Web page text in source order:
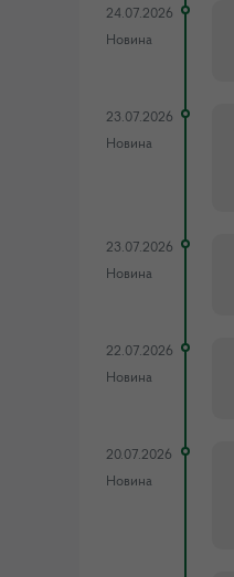
24.07.2026
Новина
23.07.2026
Новина
23.07.2026
Новина
22.07.2026
Новина
20.07.2026
Новина